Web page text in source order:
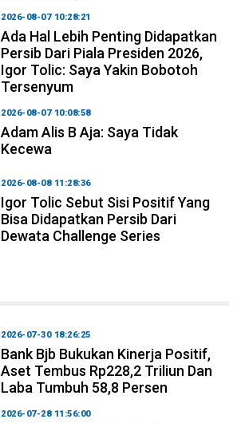
2026-08-07 10:28:21
Ada Hal Lebih Penting Didapatkan
Persib Dari Piala Presiden 2026,
Igor Tolic: Saya Yakin Bobotoh
Tersenyum
2026-08-07 10:08:58
Adam Alis B Aja: Saya Tidak
Kecewa
2026-08-08 11:28:36
Igor Tolic Sebut Sisi Positif Yang
Bisa Didapatkan Persib Dari
Dewata Challenge Series
2026-07-30 18:26:25
Bank Bjb Bukukan Kinerja Positif,
Aset Tembus Rp228,2 Triliun Dan
Laba Tumbuh 58,8 Persen
2026-07-28 11:56:00